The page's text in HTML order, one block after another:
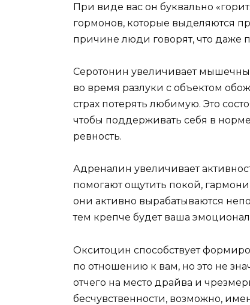
При виде вас он буквально
гормонов, которые выделяются
причине люди говорят, что даже
Серотонин увеличивает
во время разлуки с объектом
страх потерять любимую. Это
чтобы поддерживать себя в
ревность.
Адреналин увеличивает
помогают ощутить покой,
они активно вырабатываются
тем крепче будет ваша
Окситоцин способствует
по отношению к вам, но это не
отчего на место драйва и
бесчувственности, возможно,